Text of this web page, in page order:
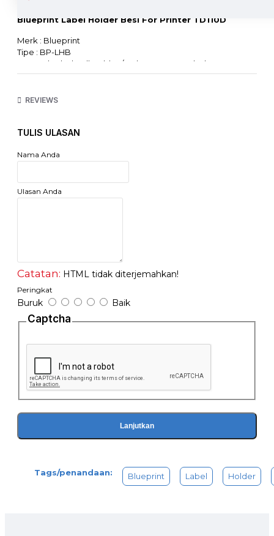
Blueprint Label Holder Besi For Printer TD110D
Merk : Blueprint
Tipe : BP-LHB
External Label Roll Holder / Gulungan Luar Label
untuk printer BP-TD110D/X
REVIEWS
TULIS ULASAN
Nama Anda
Ulasan Anda
Catatan: HTML tidak diterjemahkan!
Peringkat
Buruk Baik
Captcha
Lanjutkan
Tags/penandaan: Blueprint Label Holder